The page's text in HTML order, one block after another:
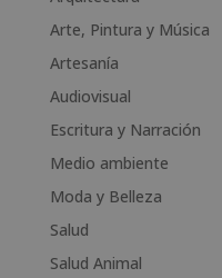
e
r
n
i
v
e
Arte, Pintura y Música
Artesanía
Audiovisual
Escritura y Narración
Medio ambiente
Moda y Belleza
Salud
Salud Animal